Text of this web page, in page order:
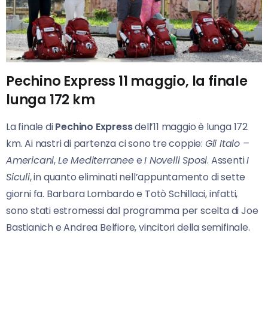
Pechino Express 11 maggio, la finale
lunga 172 km
La finale diPechino Expressdell’11 maggio è lunga 172
km. Ai nastri di partenza ci sono tre coppie: Gli Italo –
Americani,Le MediterraneeeI Novelli Sposi. AssentiI
Siculi, in quanto eliminati nell’appuntamento di sette
giorni fa. Barbara Lombardo e Totò Schillaci, infatti,
sono stati estromessi dal programma per scelta di Joe
Bastianich e Andrea Belfiore, vincitori della semifinale.